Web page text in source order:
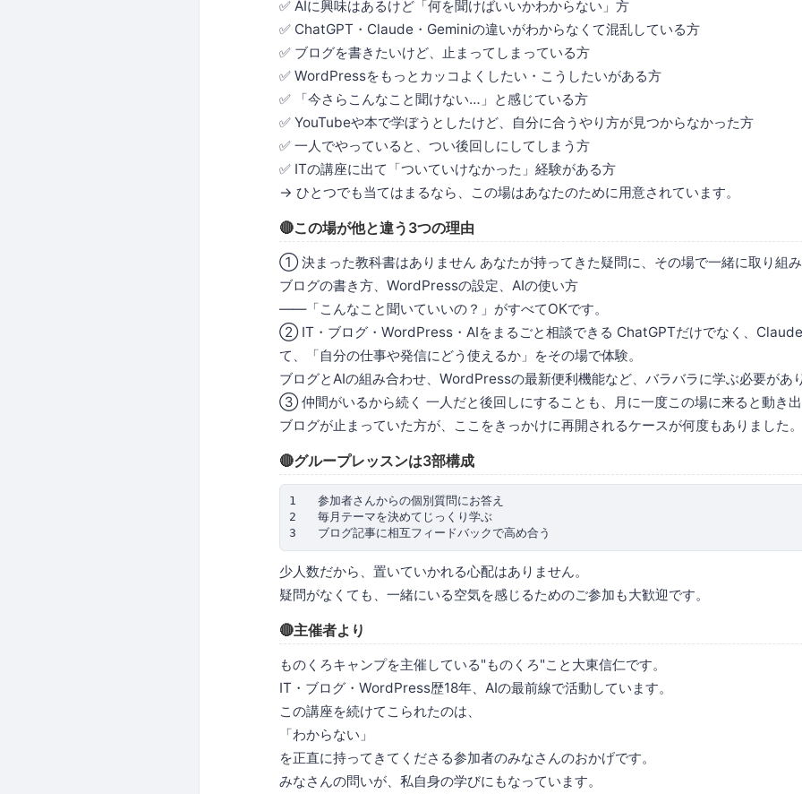
✅ AIに興味はあるけど「何を聞けばいいかわからない」方
✅ ChatGPT・Claude・Geminiの違いがわからなくて混乱している方
✅ ブログを書きたいけど、止まってしまっている方
✅ WordPressをもっとカッコよくしたい・こうしたいがある方
✅ 「今さらこんなこと聞けない…」と感じている方
✅ YouTubeや本で学ぼうとしたけど、自分に合うやり方が見つからなかった方
✅ 一人でやっていると、つい後回しにしてしまう方
✅ ITの講座に出て「ついていけなかった」経験がある方
→ ひとつでも当てはまるなら、この場はあなたのために用意されています。
🔴この場が他と違う3つの理由
① 決まった教科書はありません あなたが持ってきた疑問に、その場で一緒に取り組
ブログの書き方、WordPressの設定、AIの使い方
——「こんなこと聞いていいの？」がすべてOKです。
② IT・ブログ・WordPress・AIをまるごと相談できる ChatGPTだけでなく、
て、「自分の仕事や発信にどう使えるか」をその場で体験。
ブログとAIの組み合わせ、WordPressの最新便利機能など、バラバラに学ぶ必要があ
③ 仲間がいるから続く 一人だと後回しにすることも、月に一度この場に来ると動き
ブログが止まっていた方が、ここをきっかけに再開されるケースが何度もありました。
🔴グループレッスンは3部構成
1   参加者さんからの個別質問にお答え
2   毎月テーマを決めてじっくり学ぶ
少人数だから、置いていかれる心配はありません。
疑問がなくても、一緒にいる空気を感じるためのご参加も大歓迎です。
🔴主催者より
ものくろキャンプを主催している"ものくろ"こと大東信仁です。
IT・ブログ・WordPress歴18年、AIの最前線で活動しています。
この講座を続けてこられたのは、
「わからない」
を正直に持ってきてくださる参加者のみなさんのおかげです。
みなさんの問いが、私自身の学びにもなっています。